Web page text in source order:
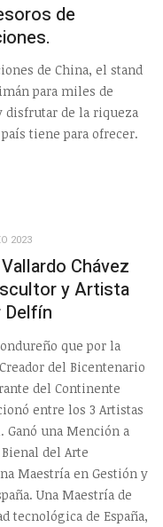
de
de China, el stand
para miles de
disfrutar de la riqueza
tiene para ofrecer.
2023
Chávez
y Artista
Delfín
que por la
del Bicentenario
del Continente
entre los 3 Artistas
Ganó una Mención a
del Arte
Maestría en Gestión y
Una Maestría de
tecnológica de España,